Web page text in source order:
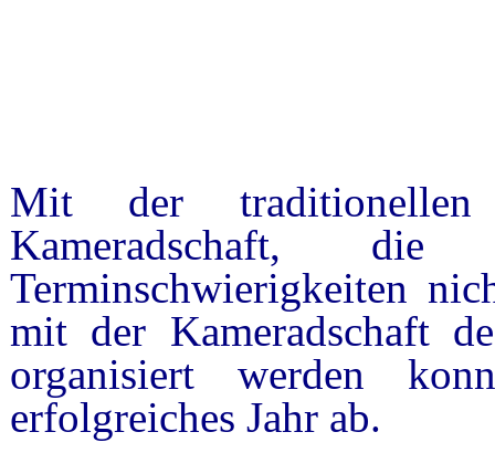
Mit der traditionellen
Kameradschaft,
Terminschwierigkeiten
mit der Kameradschaft
organisiert werden
erfolgreiches Jahr ab.